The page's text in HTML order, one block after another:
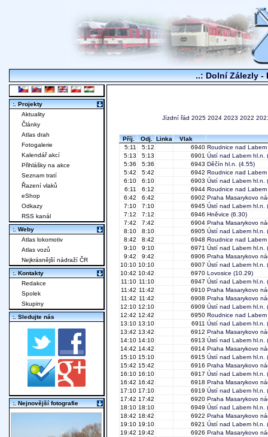
..: Dolní Zálezly -
Jízdní řád 2025 2024 2023 2022
Příj. Odj. Linka
Vlak
5:11
5:12 6940 Roudnice nad Labem
5:13
5:13 6901 Ústí nad Labem hl.n.
5:36
5:36 6943 Děčín hl.n. (4.55)
5:42
5:42 6942 Roudnice nad Labem
6:10
6:10 6903 Ústí nad Labem hl.n.
6:11
6:12 6944 Roudnice nad Labem
6:42
6:42 6902 Praha Masarykovo
7:10
7:10 6945 Ústí nad Labem hl.n.
7:12
7:12 6946 Hněvice (6.30)
7:42
7:42 6904 Praha Masarykovo
8:10
8:10 6905 Ústí nad Labem hl.n.
8:42
8:42 6948 Roudnice nad Labem
9:10
9:10 6971 Ústí nad Labem hl.n.
9:42
9:42 6906 Praha Masarykovo
10:10 10:10 6907 Ústí nad Labem hl.n.
10:42 10:42 6970 Lovosice (10.29)
11:10 11:10 6947 Ústí nad Labem hl.n.
11:42 11:42 6910 Praha Masarykovo
11:42 11:42 6908 Praha Masarykovo
12:10 12:10 6909 Ústí nad Labem hl.n.
12:42 12:42 6950 Roudnice nad Labem
13:10 13:10 6911 Ústí nad Labem hl.n.
13:42 13:42 6912 Praha Masarykovo
14:10 14:10 6913 Ústí nad Labem hl.n.
14:42 14:42 6914 Praha Masarykovo
15:10 15:10 6915 Ústí nad Labem hl.n.
15:42 15:42 6916 Praha Masarykovo
16:10 16:10 6917 Ústí nad Labem hl.n.
16:42 16:42 6918 Praha Masarykovo
17:10 17:10 6919 Ústí nad Labem hl.n.
17:42 17:42 6920 Praha Masarykovo
18:10 18:10 6949 Ústí nad Labem hl.n.
18:42 18:42 6922 Praha Masarykovo
19:10 19:10 6921 Ústí nad Labem hl.n.
19:42 19:42 6926 Praha Masarykovo
:. Projekty
Aktuality
Články
Atlas drah
Fotogalerie
Kalendář akcí
Přihlášky na akce
Seznam tratí
Řazení vlaků
eShop
Odkazy
RSS kanál
:. Weby
Atlas lokomotiv
Atlas vozů
Nejkrásnější nádraží ČR
:. Kontakty
Redakce
Spolek
Skupiny
:. Sledujte nás
:. Nejnovější fotografie